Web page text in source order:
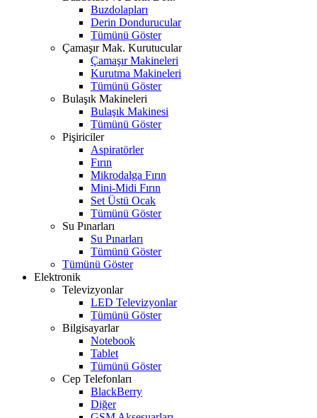
Buzdolapları
Derin Dondurucular
Tümünü Göster
Çamaşır Mak. Kurutucular
Çamaşır Makineleri
Kurutma Makineleri
Tümünü Göster
Bulaşık Makineleri
Bulaşık Makinesi
Tümünü Göster
Pişiriciler
Aspiratörler
Fırın
Mikrodalga Fırın
Mini-Midi Fırın
Set Üstü Ocak
Tümünü Göster
Su Pınarları
Su Pınarları
Tümünü Göster
Tümünü Göster
Elektronik
Televizyonlar
LED Televizyonlar
Tümünü Göster
Bilgisayarlar
Notebook
Tablet
Tümünü Göster
Cep Telefonları
BlackBerry
Diğer